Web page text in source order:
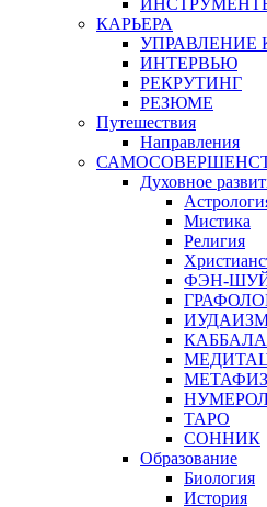
КАРЬЕРА
УПРАВЛЕНИЕ
ИНТЕРВЬЮ
РЕКРУТИНГ
РЕЗЮМЕ
Путешествия
Направления
Духовное
Мистика
Религия
ФЭН-
КАББАЛА
ТАРО
СОННИК
Образование
Биология
История